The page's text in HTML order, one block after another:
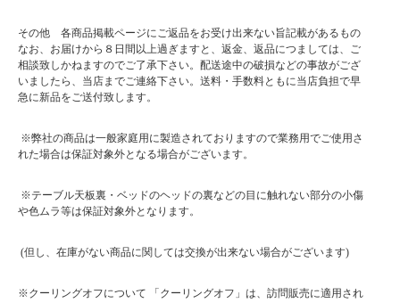
その他 各商品掲載ページにご返品をお受け出来ない旨記載があるもの
なお、お届けから８日間以上過ぎますと、返金、返品につましては、ご
相談致しかねますのでご了承下さい。配送途中の破損などの事故がござ
いましたら、当店までご連絡下さい。送料・手数料ともに当店負担で早
急に新品をご送付致します。
※弊社の商品は一般家庭用に製造されておりますので業務用でご使用さ
れた場合は保証対象外となる場合がございます。
※テーブル天板裏・ベッドのヘッドの裏などの目に触れない部分の小傷
や色ムラ等は保証対象外となります。
(但し、在庫がない商品に関しては交換が出来ない場合がございます)
※クーリングオフについて 「クーリングオフ」は、訪問販売に適用され